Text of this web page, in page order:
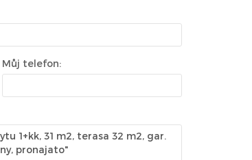
Můj telefon: